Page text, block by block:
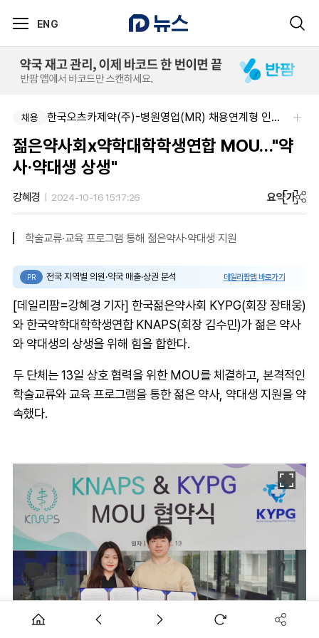
ENG
채용 한국오츠카제약(주)-병원영업(MR) 채용연계형 인턴(신입사원) 모집 공고
젊은약사회x약학대학학생연합 MOU…"약
사·약대생 상생"
강혜경 2024-10-16 15:17:26 요약가
학술교류·교육 프로그램 통해 젊은약사·약대생 지원
PR 전국 지역별 의원·약국 매출·상권 분석 데일리팜맵 바로가기
[데일리팜=강혜경 기자] 한국젊은약사회 KYPG(회장 장태웅)
와 한국약학대학학생연합 KNAPS(회장 김수민)가 젊은 약사
와 약대생의 상생을 위해 힘을 합한다.
두 단체는 13일 상호 협력을 위한 MOU를 체결하고, 본격적인
학술교류와 교육 프로그램을 통한 젊은 약사, 약대생 지원을 약
속했다.